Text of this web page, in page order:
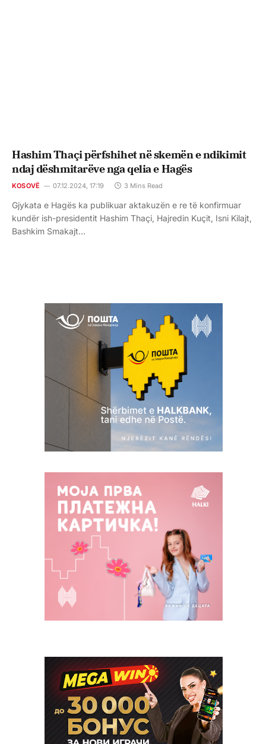
Hashim Thaçi përfshihet në skemën e ndikimit
ndaj dëshmitarëve nga qelia e Hagës
KOSOVË 07.12.2024, 17:19 3 Mins Read
Gjykata e Hagës ka publikuar aktakuzën e re të konfirmuar
kundër ish-presidentit Hashim Thaçi, Hajredin Kuçit, Isni Kilajt,
Bashkim Smakajt…